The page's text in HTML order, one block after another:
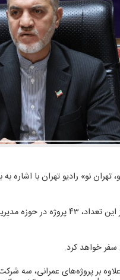
نو» رادیو تهران با اشاره
سفر خواهد كرد.
بر پروژه‌های عمرانی، سه